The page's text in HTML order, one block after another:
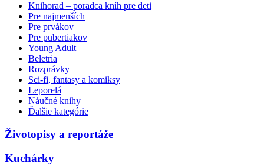
Knihorad – poradca kníh pre deti
Pre najmenších
Pre prvákov
Pre pubertiakov
Young Adult
Beletria
Rozprávky
Sci-fi, fantasy a komiksy
Leporelá
Náučné knihy
Ďalšie kategórie
Životopisy a reportáže
Kuchárky